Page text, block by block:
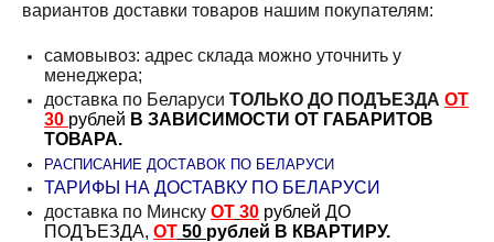
вариантов доставки товаров нашим покупателям:
самовывоз: адрес склада можно уточнить у
менеджера;
доставка по Беларуси ТОЛЬКО ДО ПОДЪЕЗДА ОТ
30 рублей В ЗАВИСИМОСТИ ОТ ГАБАРИТОВ
ТОВАРА.
РАСПИСАНИЕ ДОСТАВОК ПО БЕЛАРУСИ
ТАРИФЫ НА ДОСТАВКУ ПО БЕЛАРУСИ
доставка по Минску ОТ 30 рублей ДО
ПОДЪЕЗДА, ОТ 50 рублей В КВАРТИРУ.